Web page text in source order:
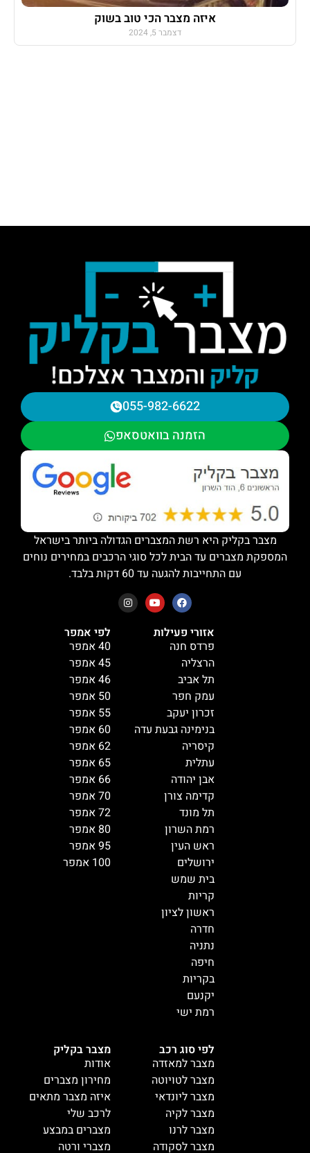
איזה מצבר הכי טוב בשוק
דצמבר 5, 2024
מצבר בקליק
אודות
מחירון מצברים
איזה מצבר מתאים
לרכב שלי
מצברים במבצע
מצברי ורטה
לפי סוג רכב
מצבר למאזדה
מצבר לטויוטה
מצבר ליונדאי
מצבר לקיה
מצבר לרנו
מצבר לסקודה
לפי אמפר
40 אמפר
45 אמפר
46 אמפר
50 אמפר
55 אמפר
60 אמפר
62 אמפר
65 אמפר
66 אמפר
70 אמפר
72 אמפר
80 אמפר
95 אמפר
100 אמפר
אזורי פעילות
פרדס חנה
הרצליה
תל אביב
עמק חפר
זכרון יעקב
בנימינה גבעת עדה
קיסריה
עתלית
אבן יהודה
קדימה צורן
תל מונד
רמת השרון
ראש העין
ירושלים
בית שמש
קריות
ראשון לציון
חדרה
נתניה
חיפה
בקריות
יקנעם
רמת ישי
055-982-6622
הזמנה בוואטסאפ
מצבר בקליק היא רשת המצברים הגדולה ביותר בישראל
המספקת מצברים עד הבית לכל סוגי הרכבים במחירים נוחים
עם התחייבות להגעה עד 60 דקות בלבד.